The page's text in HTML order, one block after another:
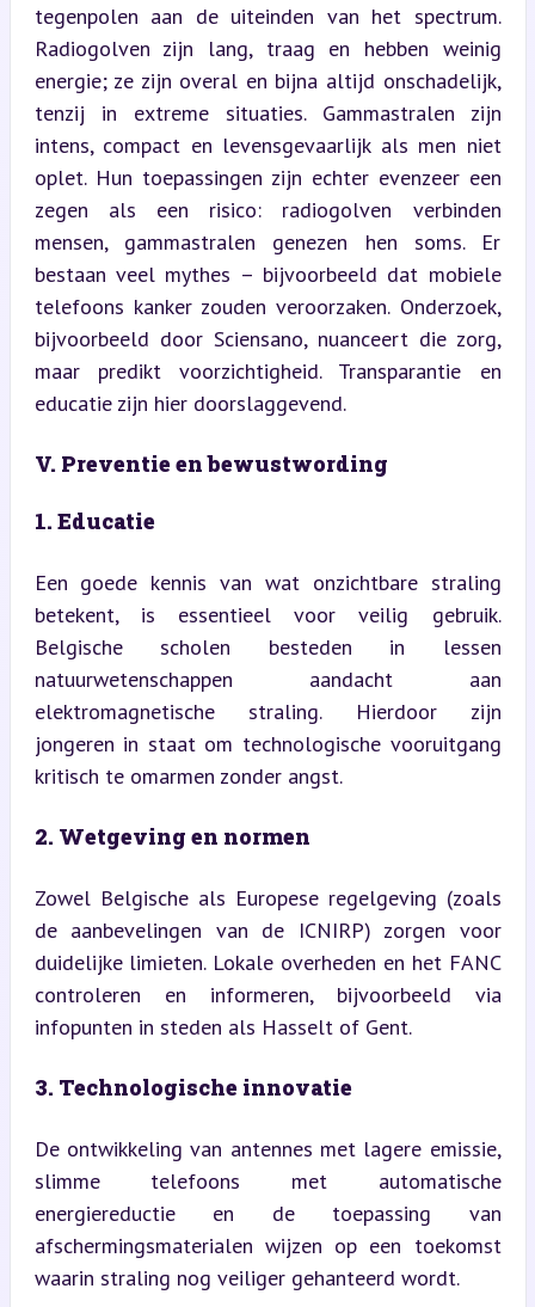
tegenpolen aan de uiteinden van het spectrum.
Radiogolven zijn lang, traag en hebben weinig
energie; ze zijn overal en bijna altijd onschadelijk,
tenzij in extreme situaties. Gammastralen zijn
intens, compact en levensgevaarlijk als men niet
oplet. Hun toepassingen zijn echter evenzeer een
zegen als een risico: radiogolven verbinden
mensen, gammastralen genezen hen soms. Er
bestaan veel mythes – bijvoorbeeld dat mobiele
telefoons kanker zouden veroorzaken. Onderzoek,
bijvoorbeeld door Sciensano, nuanceert die zorg,
maar predikt voorzichtigheid. Transparantie en
educatie zijn hier doorslaggevend.
V. Preventie en bewustwording
1. Educatie
Een goede kennis van wat onzichtbare straling
betekent, is essentieel voor veilig gebruik.
Belgische scholen besteden in lessen
natuurwetenschappen aandacht aan
elektromagnetische straling. Hierdoor zijn
jongeren in staat om technologische vooruitgang
kritisch te omarmen zonder angst.
2. Wetgeving en normen
Zowel Belgische als Europese regelgeving (zoals
de aanbevelingen van de ICNIRP) zorgen voor
duidelijke limieten. Lokale overheden en het FANC
controleren en informeren, bijvoorbeeld via
infopunten in steden als Hasselt of Gent.
3. Technologische innovatie
De ontwikkeling van antennes met lagere emissie,
slimme telefoons met automatische
energiereductie en de toepassing van
afschermingsmaterialen wijzen op een toekomst
waarin straling nog veiliger gehanteerd wordt.